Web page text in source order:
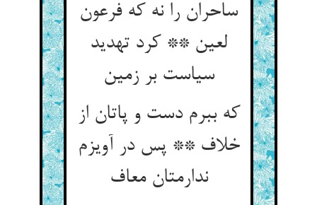
ساحران را نه که فرعون
لعین ** کرد تهدید
سیاست بر زمین
که ببرم دست و پاتان از
خلاف ** پس در آویزم
ندارمتان معاف